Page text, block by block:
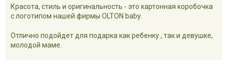
Красота, стиль и оригинальность - это картонная коробочка
с логотипом нашей фирмы OLTON baby.
Отлично подойдет для подарка как ребенку , так и девушке,
молодой маме.